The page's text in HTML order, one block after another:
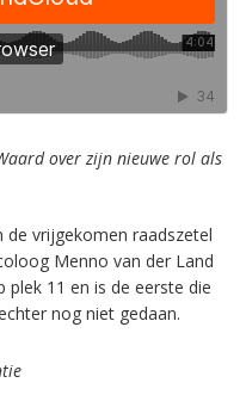
over zijn nieuwe rol als
de vrijgekomen raadszetel
Menno van der Land
plek 11 en is de eerste die
nog niet gedaan.